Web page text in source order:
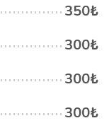
350₺
300₺
300₺
300₺